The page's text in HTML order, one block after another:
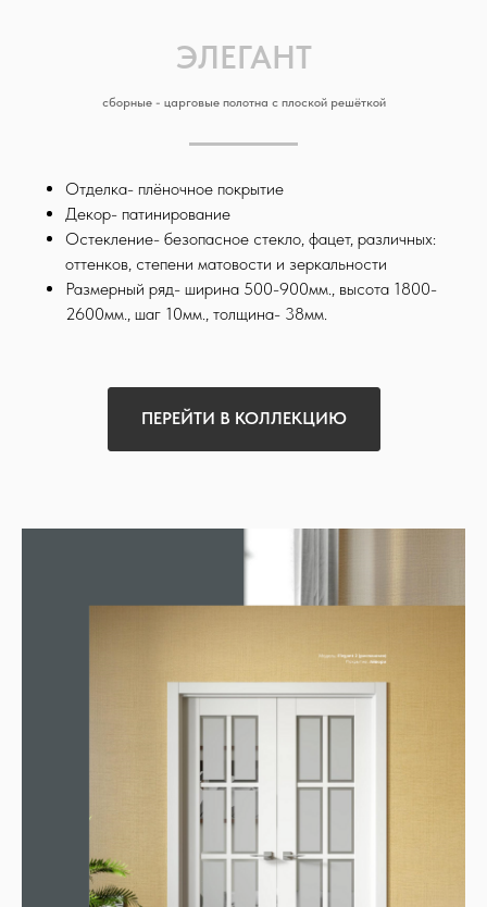
ЭЛЕГАНТ
сборные - царговые полотна с плоской решёткой
Отделка- плёночное покрытие
Декор- патинирование
Остекление- безопасное стекло, фацет, различных:
оттенков, степени матовости и зеркальности
Размерный ряд- ширина 500-900мм., высота 1800-
2600мм., шаг 10мм., толщина- 38мм.
ПЕРЕЙТИ В КОЛЛЕКЦИЮ